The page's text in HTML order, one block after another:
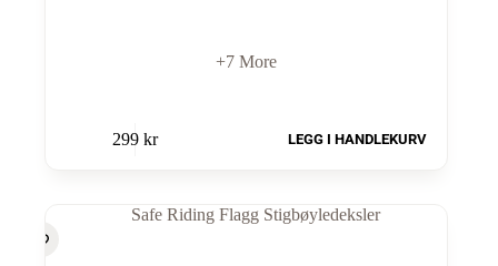
+7 More
299 kr LEGG I HANDLEKURV